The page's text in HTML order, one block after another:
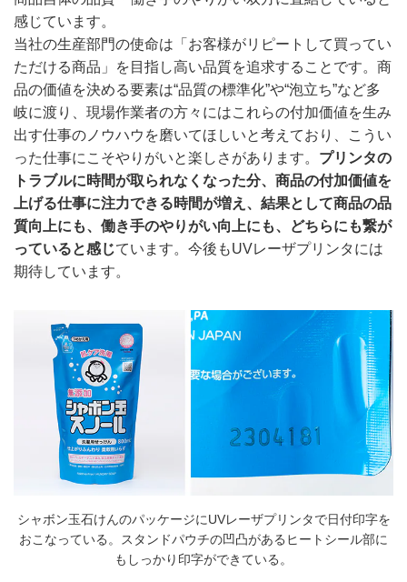
感じています。
当社の生産部門の使命は「お客様がリピートして買ってい
ただける商品」を目指し高い品質を追求することです。商
品の価値を決める要素は“品質の標準化”や“泡立ち”など多
岐に渡り、現場作業者の方々にはこれらの付加価値を生み
出す仕事のノウハウを磨いてほしいと考えており、こうい
った仕事にこそやりがいと楽しさがあります。 プリンタの
トラブルに時間が取られなくなった分、商品の付加価値を
上げる仕事に注力できる時間が増え、結果として商品の品
質向上にも、働き手のやりがい向上にも、どちらにも繋が
っていると感じています。今後もUVレーザプリンタには
期待しています。
シャボン玉石けんのパッケージにUVレーザプリンタで日付印字を
おこなっている。スタンドパウチの凹凸があるヒートシール部に
もしっかり印字ができている。